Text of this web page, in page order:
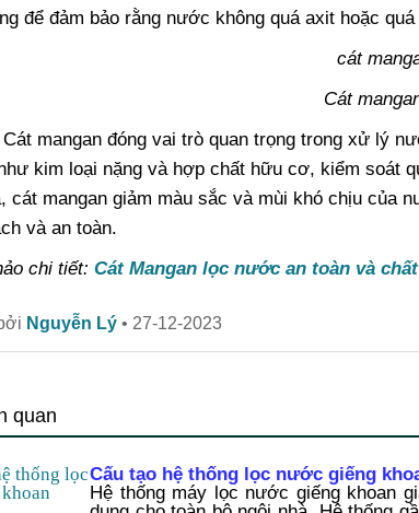
để đảm bảo rằng nước không quá axit hoặc
Cát
mangan đóng vai trò quan trọng trong xử lý
kim loại nặng và hợp chất hữu cơ, kiểm soát
cát mangan giảm màu sắc và mùi khó chịu của
và an toàn.
chi tiết: Cát Mangan lọc nước an toàn và
Nguyễn Lý • 27-12-2023
quan
Cấu tạo hệ thống lọc nước giếng
Hệ thống máy lọc nước giếng khoan